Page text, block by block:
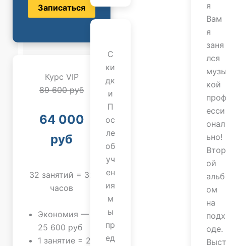
Записаться
Курс VIP
89 600 руб
64 000
руб
32 занятий = 32
часов
Экономия —
25 600 руб
1 занятие = 2
С
ки
дк
и
П
ос
ле
об
уч
ен
ия
м
ы
пр
ед
я
Вам
я
заня
лся
кой
проф
есси
онал
ьно!
Втор
ой
альб
ом
на
подх
оде.
Выст